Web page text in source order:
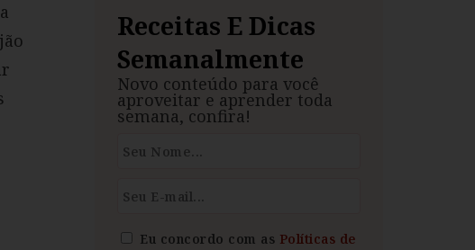
Receitas E Dicas
Semanalmente
Novo conteúdo para você
aproveitar e aprender toda
semana, confira!
Eu concordo com as Políticas de